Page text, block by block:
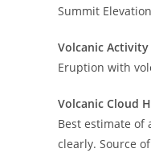
Summit
Volcanic Activity
Eruption with
Volcanic Cloud
Best estimate of
clearly. Source